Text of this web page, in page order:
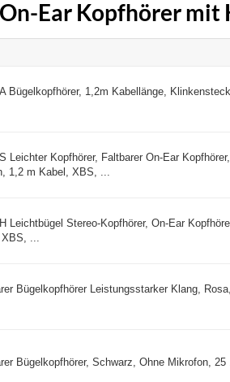
Ear Kopfhörer mit
Bügelkopfhörer, 1,2m Kabellänge,
Leichter Kopfhörer, Faltbarer On-Ear Kopfhörer,
1,2 m Kabel, XBS, ...
Leichtbügel Stereo-Kopfhörer, On-Ear
...
Bügelkopfhörer Leistungsstarker Klang,
Bügelkopfhörer, Schwarz, Ohne Mikrofon, 25